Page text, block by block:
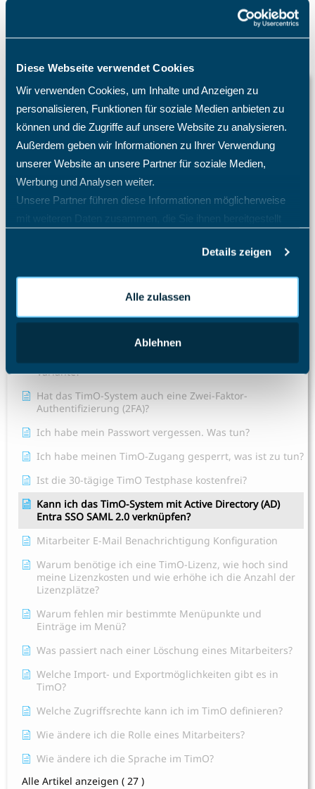
Diese Webseite verwendet Cookies
Wir verwenden Cookies, um Inhalte und Anzeigen zu
personalisieren, Funktionen für soziale Medien anbieten zu
können und die Zugriffe auf unsere Website zu analysieren.
Außerdem geben wir Informationen zu Ihrer Verwendung
unserer Website an unsere Partner für soziale Medien,
Werbung und Analysen weiter.
Unsere Partner führen diese Informationen möglicherweise
mit weiteren Daten zusammen, die Sie ihnen bereitgestellt
Details zeigen
Alle zulassen
Ablehnen
Wissensdatenbank
Auslagenmanager
Projektcontrolling
Projektmanagement Enterprise
Projektzeiterfassung
Schichtplaner - Ressourcenplaner
Spesenrechner - Reisekostenmanager
Teamkalender - Gruppenkalender
Das Speichern konnte nicht durchgeführt werden, da
die Personal-Nr. nicht eindeutig ist.
Variante?
Hat das TimO-System auch eine Zwei-Faktor-
Authentifizierung (2FA)?
Ich habe mein Passwort vergessen. Was tun?
Ich habe meinen TimO-Zugang gesperrt, was ist zu tun?
Ist die 30-tägige TimO Testphase kostenfrei?
Kann ich das TimO-System mit Active Directory (AD)
Entra SSO SAML 2.0 verknüpfen?
Mitarbeiter E-Mail Benachrichtigung Konfiguration
Warum benötige ich eine TimO-Lizenz, wie hoch sind
meine Lizenzkosten und wie erhöhe ich die Anzahl der
Lizenzplätze?
Warum fehlen mir bestimmte Menüpunkte und
Einträge im Menü?
Was passiert nach einer Löschung eines Mitarbeiters?
Welche Import- und Exportmöglichkeiten gibt es in
TimO?
Welche Zugriffsrechte kann ich im TimO definieren?
Wie ändere ich die Rolle eines Mitarbeiters?
Wie ändere ich die Sprache im TimO?
Alle Artikel anzeigen ( 27 )